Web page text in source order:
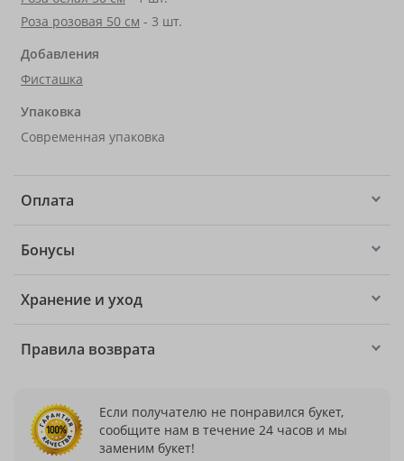
Роза розовая 50 см - 3 шт.
Добавления
Фисташка
Упаковка
Современная упаковка
Оплата
Бонусы
Хранение и уход
Правила возврата
Если получателю не понравился букет,
сообщите нам в течение 24 часов и мы
заменим букет!